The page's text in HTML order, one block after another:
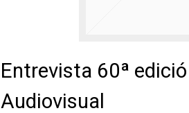
Entrevista 60ª
Audiovisual